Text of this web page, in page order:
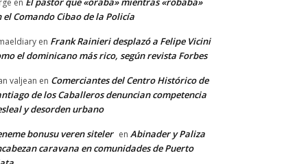
en
el Comando Cibao de la Policía
en Frank Rainieri desplazó a Felipe Vicini
el dominicano más rico, según revista Forbes
valjean en Comerciantes del Centro Histórico de
de los Caballeros denuncian competencia
y desorden urbano
bonusu veren siteler en Abinader y Paliza
caravana en comunidades de Puerto